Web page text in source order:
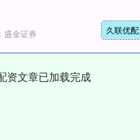
久联优配
盛金证券
资文章已加载完成